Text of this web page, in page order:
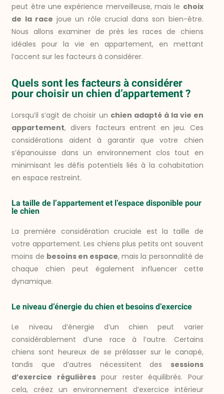
peut être une expérience merveilleuse, mais le choix
de la race joue un rôle crucial dans son bien-être.
Nous allons examiner de près les races de chiens
idéales pour la vie en appartement, en mettant
l’accent sur les facteurs à considérer.
Quels sont les facteurs à considérer
pour choisir un chien d’appartement ?
Lorsqu’il s’agit de choisir un chien adapté à la vie en
appartement, divers facteurs entrent en jeu. Ces
considérations aident à garantir que votre chien
s’épanouisse dans un environnement clos tout en
minimisant les défis potentiels liés à la cohabitation
en espace restreint.
La taille de l’appartement et l’espace disponible pour
le chien
La première considération cruciale est la taille de
votre appartement. Les chiens plus petits ont souvent
moins de besoins en espace, mais la personnalité de
chaque chien peut également influencer cette
dynamique.
Le niveau d’énergie du chien et besoins d’exercice
Le niveau d’énergie d’un chien peut varier
considérablement d’une race à l’autre. Certains
chiens sont heureux de se prélasser sur le canapé,
tandis que d’autres nécessitent des sessions
d’exercice régulièrespour rester équilibrés. Pour
cela, créez un environnement d’exercice intérieur